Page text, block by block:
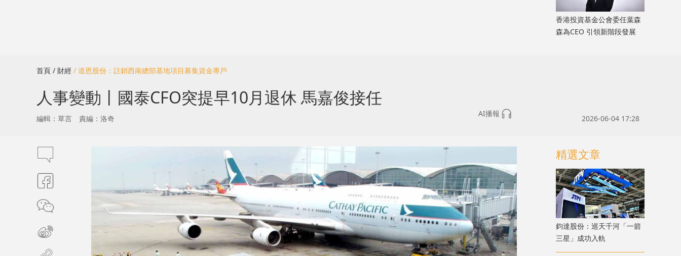
香港投資基金公會委任葉森
森為CEO 引領新階段發展
首頁 / 財經 / 道恩股份：註銷西南總部基地項目募集資金專戶
人事變動丨國泰CFO突提早10月退休 馬嘉俊接任
AI播報
編輯：草言 責編：洛奇 2026-06-04 17:28
精選文章
鈞達股份：巡天千河「一箭
三星」成功入軌